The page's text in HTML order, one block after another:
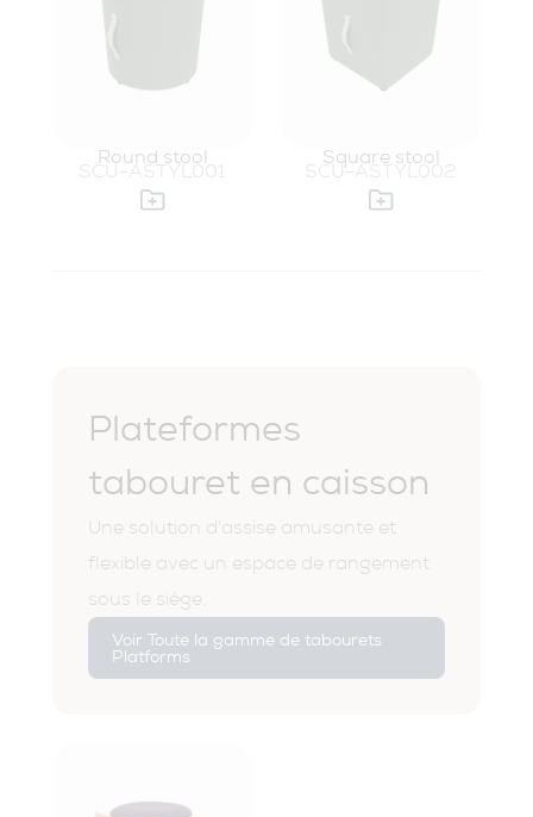
Round stool
SCU-ASTYL001
Square stool
SCU-ASTYL002
Plateformes
tabouret en caisson
Une solution d'assise amusante et
flexible avec un espace de rangement
sous le siège.
Voir Toute la gamme de tabourets
Platforms